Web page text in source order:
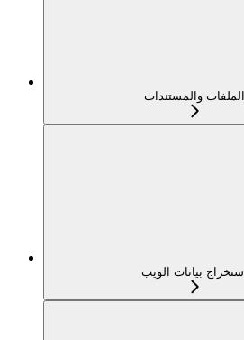
الملفات والمستندات
استخراج بيانات الويب